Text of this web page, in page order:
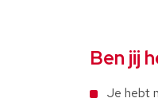
Ben jij
Je hebt